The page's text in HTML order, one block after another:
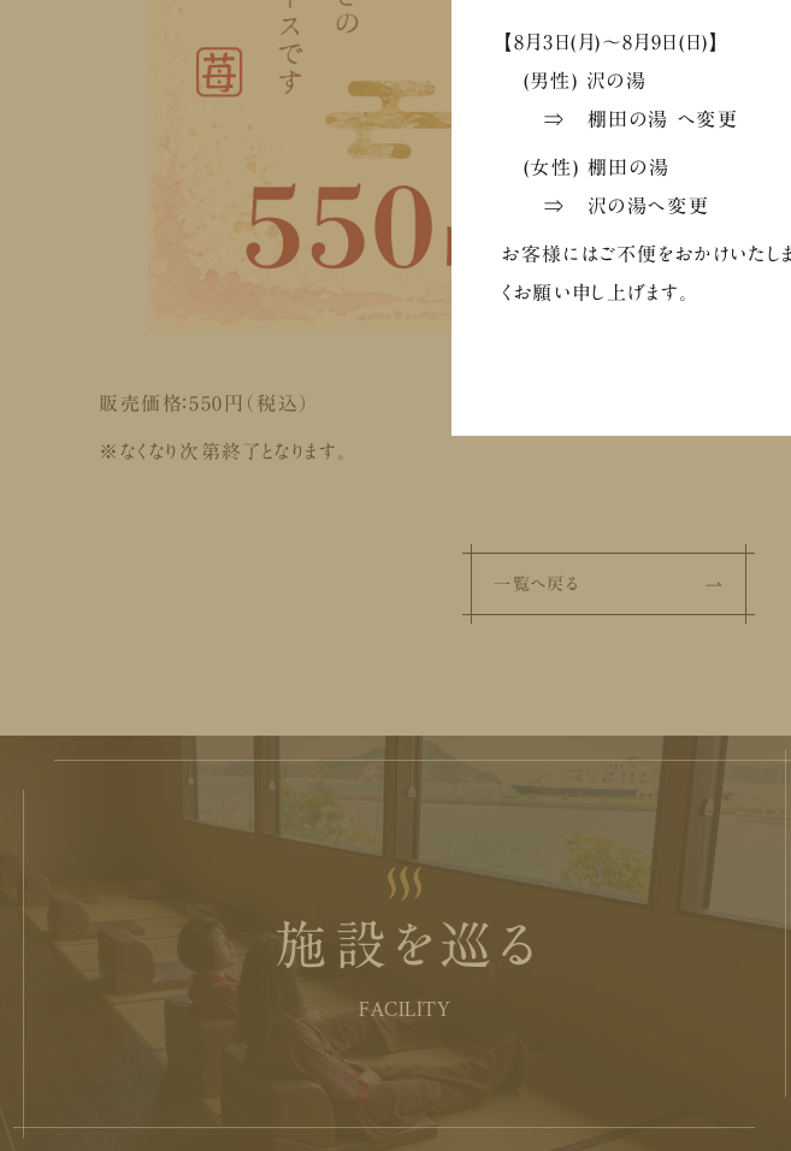
販売価格：550円（税込）
※なくなり次第終了となります。
一覧へ戻る
施設を巡る
FACILITY
【8月3日(月)～8月9日(日)】
(男性) 沢の湯
⇒ 棚田の湯 へ変更
(女性) 棚田の湯
⇒ 沢の湯へ変更
お客様にはご不便をおかけいたし
くお願い申し上げます。